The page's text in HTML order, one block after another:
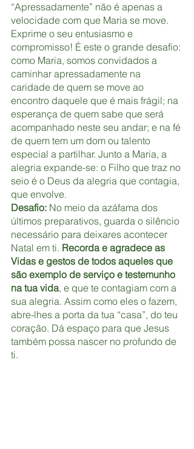
“Apressadamente” não é apenas a
velocidade com que Maria se move.
Exprime o seu entusiasmo e
compromisso! É este o grande desafio:
como Maria, somos convidados a
caminhar apressadamente na
caridade de quem se move ao
encontro daquele que é mais frágil; na
esperança de quem sabe que será
acompanhado neste seu andar; e na fé
de quem tem um dom ou talento
especial a partilhar. Junto a Maria, a
alegria expande-se: o Filho que traz no
seio é o Deus da alegria que contagia,
que envolve.
Desafio: No meio da azáfama dos
últimos preparativos, guarda o silêncio
necessário para deixares acontecer
Natal em ti. Recorda e agradece as
Vidas e gestos de todos aqueles que
são exemplo de serviço e testemunho
na tua vida, e que te contagiam com a
sua alegria. Assim como eles o fazem,
abre-lhes a porta da tua “casa”, do teu
coração. Dá espaço para que Jesus
também possa nascer no profundo de
ti.